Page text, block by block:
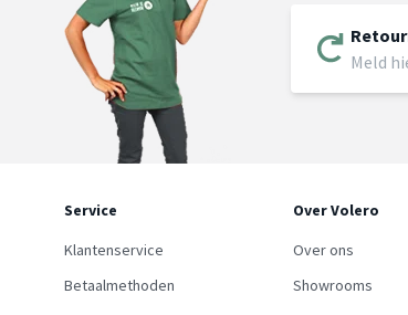
Meld
Service
Klantenservice
Betaalmethoden
Over Volero
Over ons
Showrooms